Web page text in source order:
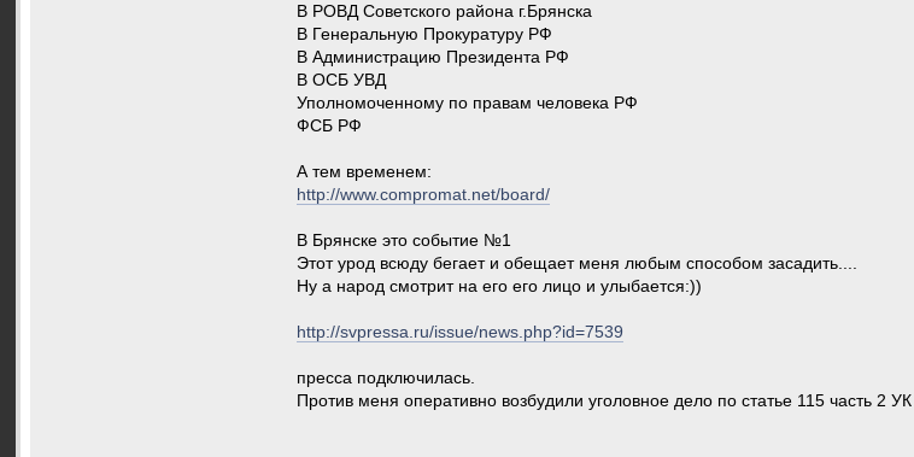
В РОВД Советского района г.Брянска
В Генеральную Прокуратуру РФ
В Администрацию Президента РФ
В ОСБ УВД
Уполномоченному по правам человека РФ
ФСБ РФ
А тем временем:
http://www.compromat.net/board/
В Брянске это событие №1
Этот урод всюду бегает и обещает меня любым способом засадить....
Ну а народ смотрит на его его лицо и улыбается:))
http://svpressa.ru/issue/news.php?id=7539
пресса подключилась.
Против меня оперативно возбудили уголовное дело по статье 115 часть 2